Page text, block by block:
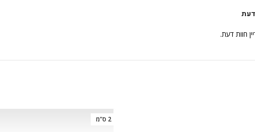
דעת
חוות דעת.
2 ס"מ